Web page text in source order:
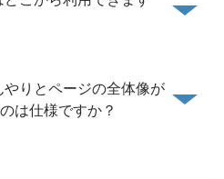
りとページの全体像が
は仕様ですか？